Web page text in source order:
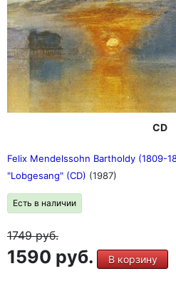
CD
Felix Mendelssohn Bartholdy (1809-
"Lobgesang" (CD) (1987)
Есть в наличии
1749руб.
1590 руб. В корзину